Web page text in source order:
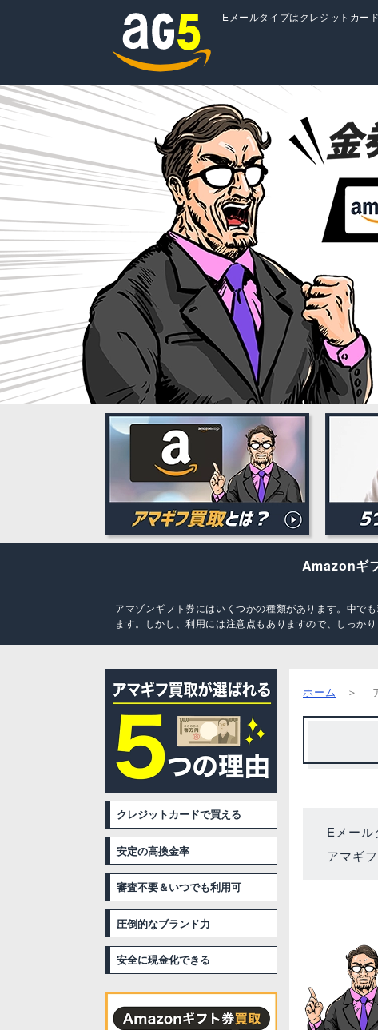
Eメールタイプはクレジットカー
Amazonギ
アマゾンギフト券にはいくつかの種類があります。中で
ます。しかし、利用には注意点もありますので、しっかり
ホーム
Eメール
アマギ
クレジットカードで買える
安定の高換金率
審査不要＆いつでも利用可
圧倒的なブランド力
安全に現金化できる